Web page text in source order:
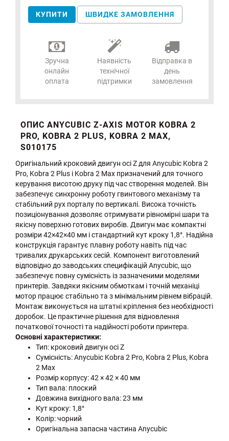
КУПИТИ ШВИДКЕ ЗАМОВЛЕННЯ
Зручна
онлайн
оплата
Наявність
технічної
підтримки
Відправка в
день
замовлення
ОПИС ANYCUBIC Z-AXIS MOTOR KOBRA 2
PRO, KOBRA 2 PLUS, KOBRA 2 MAX,
S010175
Оригінальний кроковий двигун осі Z для Anycubic Kobra 2
Pro, Kobra 2 Plus і Kobra 2 Max призначений для точного
керування висотою друку під час створення моделей. Він
забезпечує синхронну роботу гвинтового механізму та
стабільний рух порталу по вертикалі. Висока точність
позиціонування дозволяє отримувати рівномірні шари та
якісну поверхню готових виробів. Двигун має компактні
розміри 42×42×40 мм і стандартний кут кроку 1,8°. Надійна
конструкція гарантує плавну роботу навіть під час
тривалих друкарських сесій. Компонент виготовлений
відповідно до заводських специфікацій Anycubic, що
забезпечує повну сумісність із зазначеними моделями
принтерів. Завдяки якісним обмоткам і точній механіці
мотор працює стабільно та з мінімальним рівнем вібрацій.
Монтаж виконується на штатні кріплення без необхідності
доробок. Це практичне рішення для відновлення
початкової точності та надійності роботи принтера.
Основні характеристики:
Тип: кроковий двигун осі Z
Сумісність: Anycubic Kobra 2 Pro, Kobra 2 Plus, Kobra
2 Max
Розмір корпусу: 42 × 42 × 40 мм
Тип вала: плоский
Довжина вихідного вала: 23 мм
Кут кроку: 1,8°
Колір: чорний
Оригінальна запасна частина Anycubic